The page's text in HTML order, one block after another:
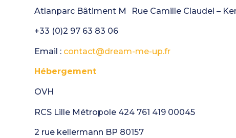
Atlanparc Bâtiment M Rue Camille Claudel –
+33 (0)2 97 63 83 06
Email : contact@dream-me-up.fr
Hébergement
OVH
RCS Lille Métropole 424 761 419 00045
2 rue kellermann BP 80157